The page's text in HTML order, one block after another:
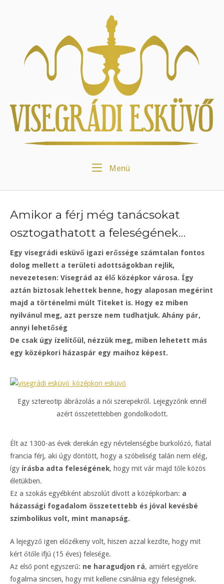
Menü
Amikor a férj még tanácsokat
osztogathatott a feleségének…
Egy visegrádi esküvő igazi erőssége számtalan fontos
dolog mellett a területi adottságokban rejlik,
nevezetesen: Visegrád az élő középkor városa. Így
aztán biztosak lehettek benne, hogy alaposan megérint
majd a történelmi múlt Titeket is. Hogy ez miben
nyilvánul meg, azt persze nem tudhatjuk. Ahány pár,
annyi lehetőség
De csak úgy ízelítőül, nézzük meg, miben lehetett más
egy középkori házaspár egy maihoz képest.
Egy sztereotip ábrázolás a női szerepekről. Lejegyzőnk ennél
azért összetettebben gondolkodott.
Élt az 1300-as évek derekán egy névtelenségbe burkolózó, fiatal
francia férj, aki úgy döntött, hogy a szóbeliség talán nem elég,
így írásba adta feleségének, hogy mit vár majd tőle közös
életükben.
Ez a szokás egyébként abszolút dívott a középkorban: a
házassági fogadalom összetettebb és jóval kevésbé
szimbolikus volt, mint manapság.
A lejegyző igen előzékeny volt, hiszen azzal kezdte, hogy mit
kért őtőle ifjú (15 éves) felesége.
Az első pont egyszerű: ne haragudjon rá, amiért egyelőre
fogalma sincsen, hogy mit kellene csinálnia egy feleségnek.